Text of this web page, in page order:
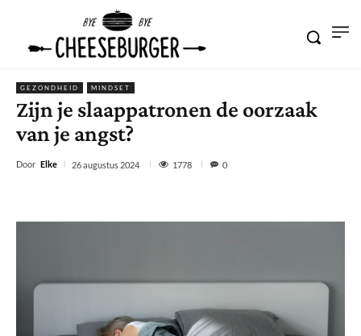
GEZONDHEID MINDSET
Zijn je slaappatronen de oorzaak
van je angst?
Door Elke 26 augustus 2024 1778 0